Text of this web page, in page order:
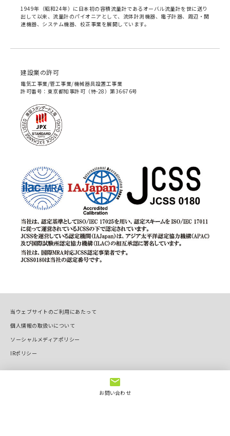
お問い合わせ
1949年（昭和24年）に日本初の容積流量計であるオーバル流量計を世に送り
出して以来、流量計のパイオニアとして、流体計測機器、電子計器、周辺・関
連機器、システム機器、校正事業を展開しています。
建設業の許可
電気工事業/管工事業/機械器具設置工事業
許可番号：東京都知事許可（特-28）第36676号
当ウェブサイトのご利用にあたって
個人情報の取扱いについて
ソーシャルメディアポリシー
IRポリシー
Copyright © OVAL Corp. All Rights Reserved.